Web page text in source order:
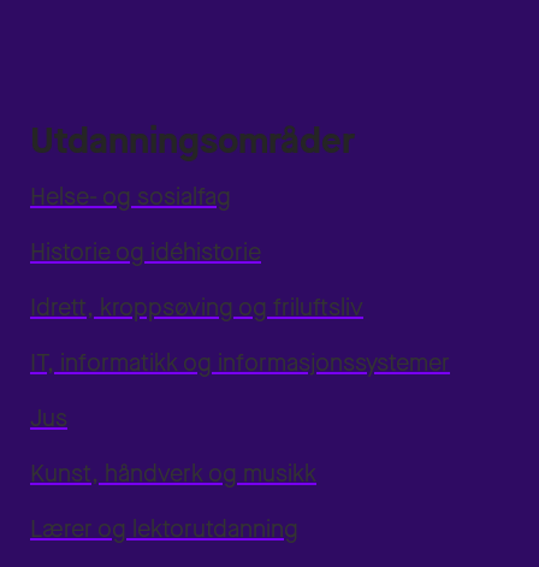
Utdanningsområder
Helse- og sosialfag
Historie og idéhistorie
Idrett, kroppsøving og friluftsliv
IT, informatikk og informasjonssystemer
Jus
Kunst, håndverk og musikk
Lærer og lektorutdanning